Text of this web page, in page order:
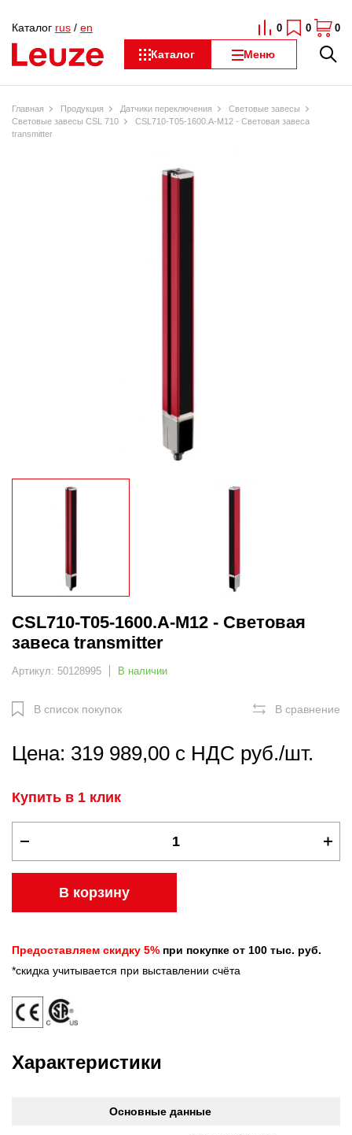
Каталог Меню
Каталог rus / en 0 0 0
Главная Продукция Датчики переключения
Световые завесы
Световые завесы CSL 710
CSL710-T05-1600.A-M12 - Световая завеса
transmitter
CSL710-T05-1600.A-M12 - Световая
завеса transmitter
Артикул: 50128995 В наличии
В список покупок В сравнение
Цена: 319 989,00 с НДС руб./шт.
Купить в 1 клик
В корзину
Предоставляем скидку 5% при покупке от 100 тыс. руб.
*скидка учитывается при выставлении счёта
Характеристики
Основные данные